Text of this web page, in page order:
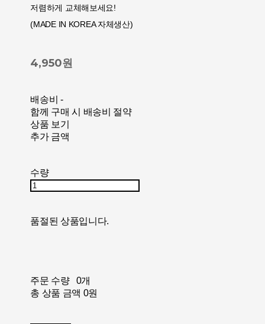
저렴하게 교체해보세요!
(MADE IN KOREA 자체생산)
4,950원
배송비 -
함께 구매 시 배송비 절약
상품 보기
추가 금액
수량
품절된 상품입니다.
주문 수량
0개
총 상품 금액 0원